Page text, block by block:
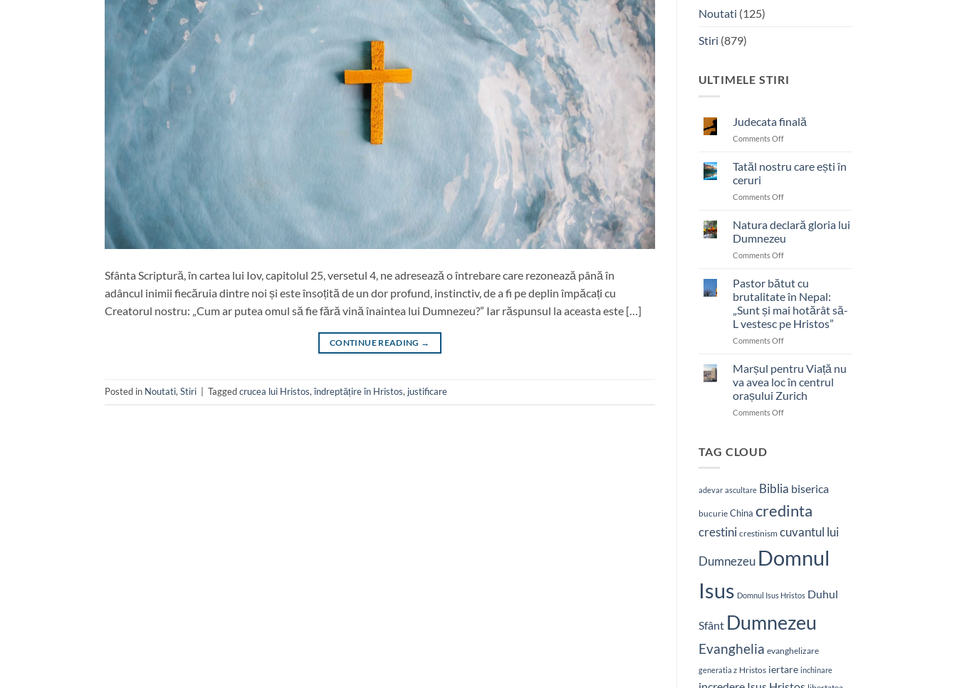
Sfânta Scriptură, în cartea lui Iov, capitolul 25, versetul 4, ne adresează o întrebare care rezonează până în
adâncul inimii fiecăruia dintre noi și este însoțită de un dor profund, instinctiv, de a fi pe deplin împăcați cu
Creatorul nostru: „Cum ar putea omul să fie fără vină înaintea lui Dumnezeu?” Iar răspunsul la aceasta este […]
CONTINUE READING →
Posted in Noutati, Stiri Taggedcrucea lui Hristos, îndreptățire în Hristos, justificare
Noutati (125)
Stiri (879)
ULTIMELE STIRI
Judecata finală
Comments Offon
Tatăl nostru care ești în
ceruri
Comments Offon
nostru
care
ești
în
Natura declară gloria lui
Dumnezeu
Comments Offon
declară
gloria
lui
Dumnezeu
Pastor bătut cu
brutalitate în Nepal:
„Sunt și mai hotărât să-
L vestesc pe Hristos”
Comments Offon
bătut
cu
brutalitate
în
Nepal:
L
pe
Marșul pentru Viață nu
va avea loc în centrul
orașului Zurich
Comments Offon
avea
loc
în
orașului
TAG CLOUD
adevar ascultare Biblia biserica
bucurie China credinta
crestini crestinism cuvantul lui
Dumnezeu Domnul
Isus Domnul Isus Hristos Duhul
Sfânt Dumnezeu
Evanghelia evanghelizare
generatia z Hristos iertare inchinare